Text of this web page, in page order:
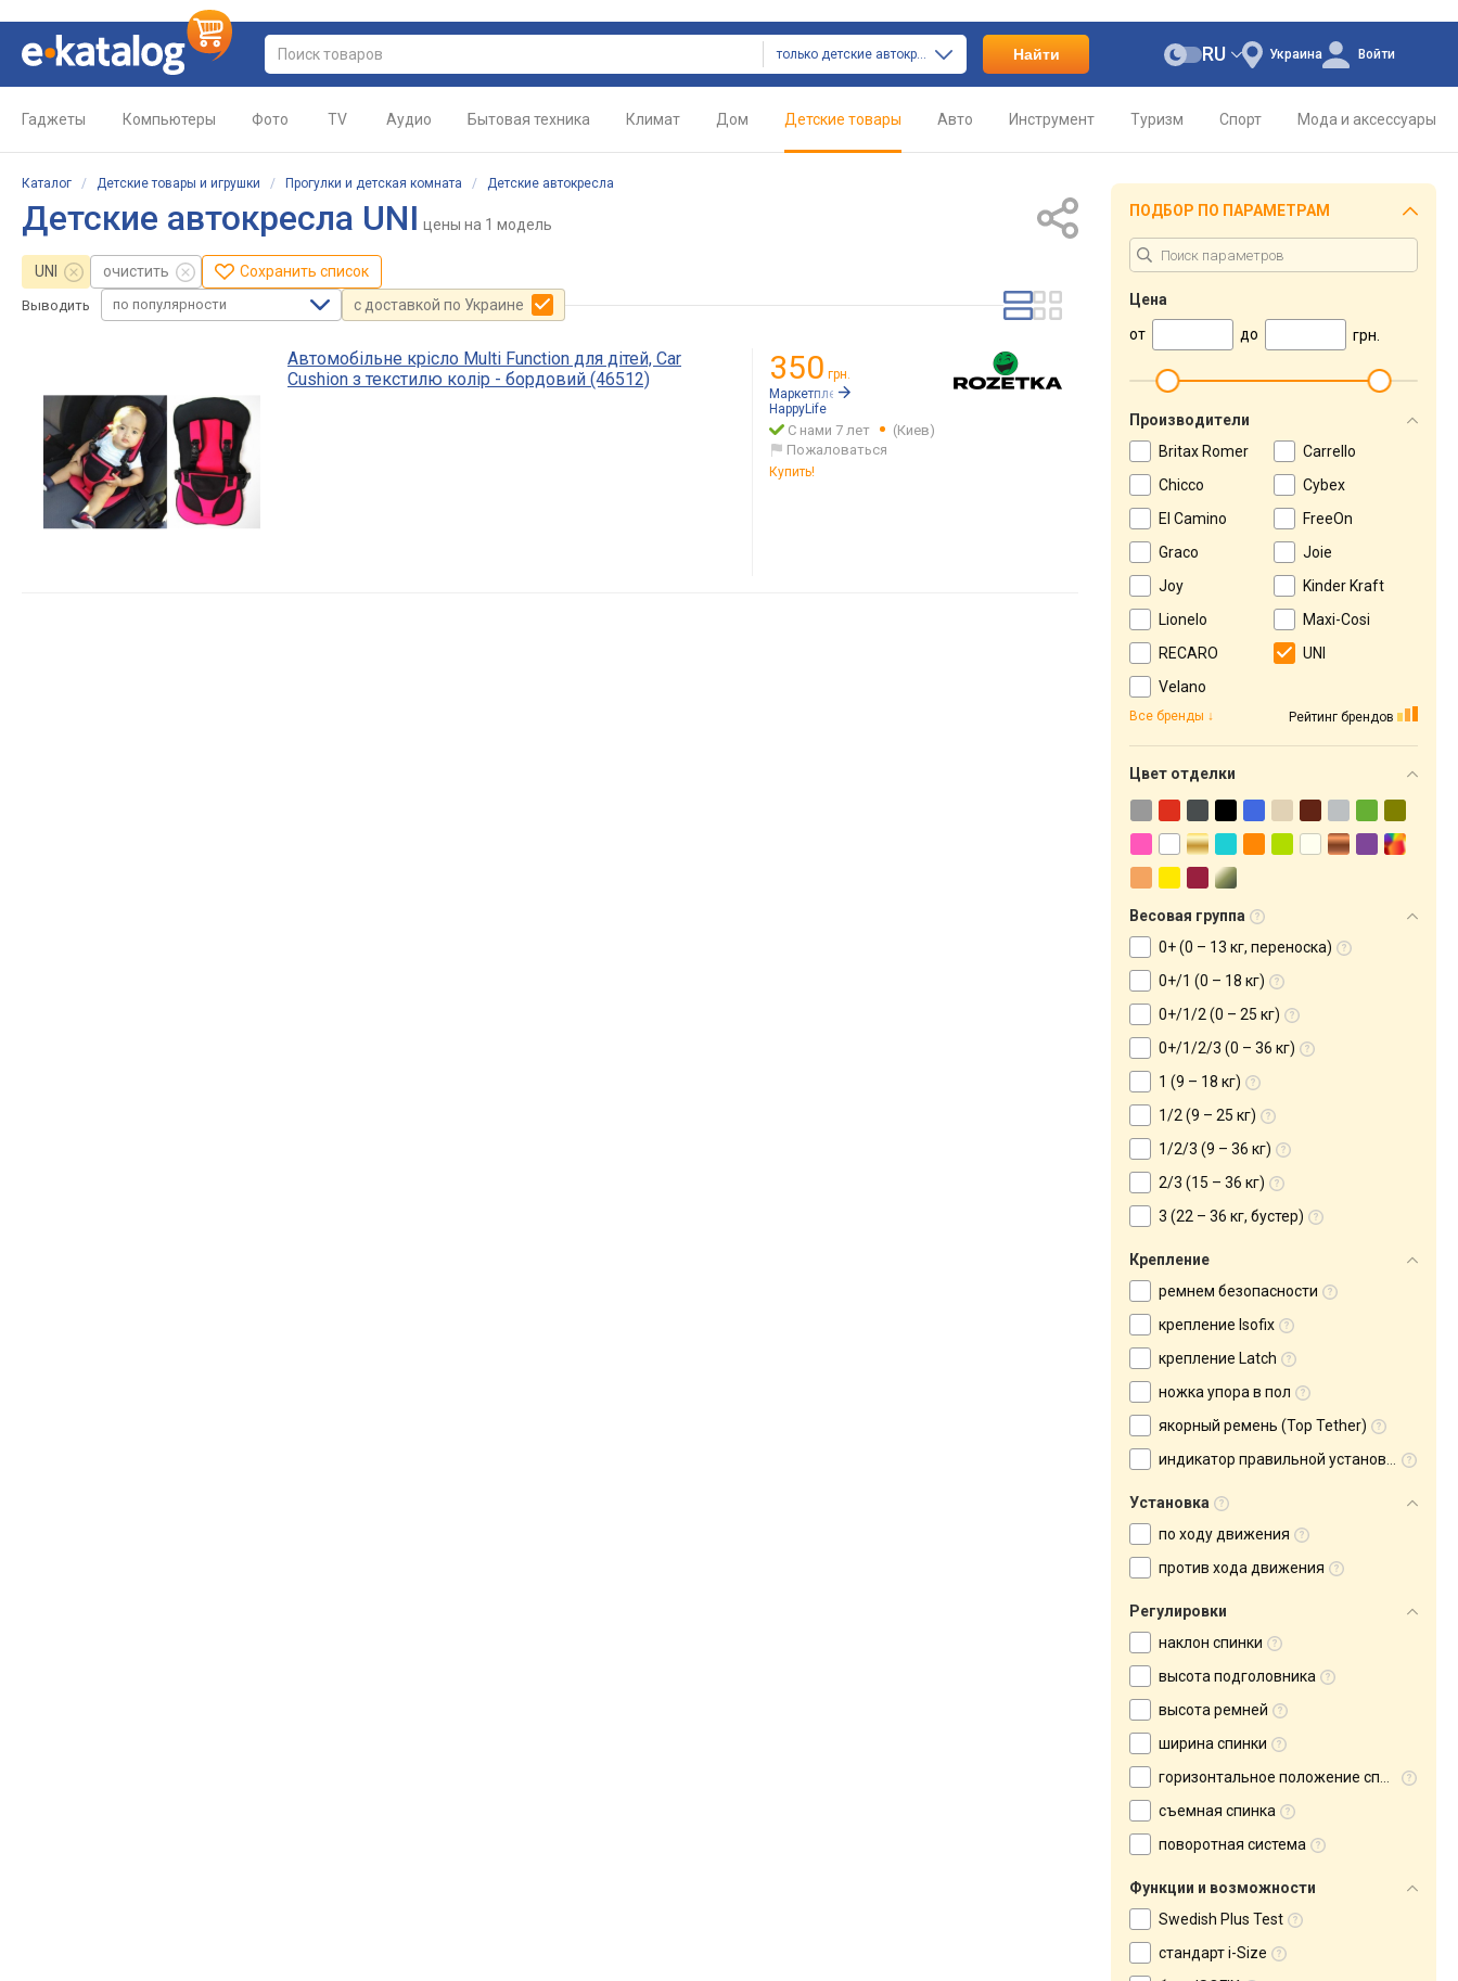
только детские автокресла Найти Украина
RU Войти
Гаджеты Компьютеры Фото TV Аудио Бытовая техника Климат Дом Детские товары Авто Инструмент Туризм Спорт Мода и аксессуары
Каталог / Детские товары и игрушки / Прогулки и детская комната / Детские автокресла
Детские автокресла UNI цены на 1 модель
UNI очистить Сохранить список
Выводить по популярности с доставкой по Украине
Автомобільне крісло Multi Function для дітей, Car
Cushion з текстилю колір - бордовий (46512)
350 грн.
Маркетплейс:
HappyLife
С нами 7 лет
(Киев)
Пожаловаться
Купить!
ПОДБОР ПО ПАРАМЕТРАМ
Цена
от
до грн.
Производители
Britax Romer
Carrello
Chicco
Cybex
El Camino
FreeOn
Graco
Joie
Joy
Kinder Kraft
Lionelo
Maxi-Cosi
RECARO
UNI
Velano
Рейтинг брендов
Все бренды
Цвет отделки
Весовая группа
0+ (0 – 13 кг, переноска)
0+/1 (0 – 18 кг)
0+/1/2 (0 – 25 кг)
0+/1/2/3 (0 – 36 кг)
1 (9 – 18 кг)
1/2 (9 – 25 кг)
1/2/3 (9 – 36 кг)
2/3 (15 – 36 кг)
3 (22 – 36 кг, бустер)
Крепление
ремнем безопасности
крепление Isofix
крепление Latch
ножка упора в пол
якорный ремень (Top Tether)
индикатор правильной установки
Установка
по ходу движения
против хода движения
Регулировки
наклон спинки
высота подголовника
высота ремней
ширина спинки
горизонтальное положение спинки
съемная спинка
поворотная система
Функции и возможности
Swedish Plus Test
стандарт i-Size